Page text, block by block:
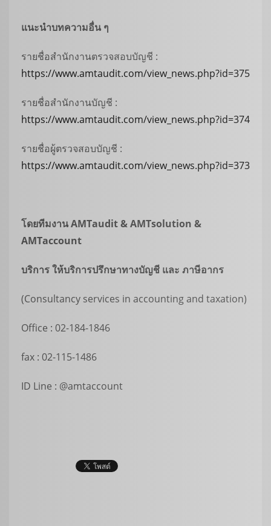
แนะนำบทความอื่น ๆ
รายชื่อสำนักงานตรวจสอบบัญชี :
https://www.amtaudit.com/view_news.php?id=375
รายชื่อสำนักงานบัญชี :
https://www.amtaudit.com/view_news.php?id=374
รายชื่อผู้ตรวจสอบบัญชี :
https://www.amtaudit.com/view_news.php?id=373
โดยทีมงานAMTaudit & AMTsolution &
AMTaccount
บริการ ให้บริการปรึกษาทางบัญชี และ ภาษีอากร
(Consultancy services in accounting and taxation)
Office : 02-184-1846
fax : 02-115-1486
ID Line : @amtaccount